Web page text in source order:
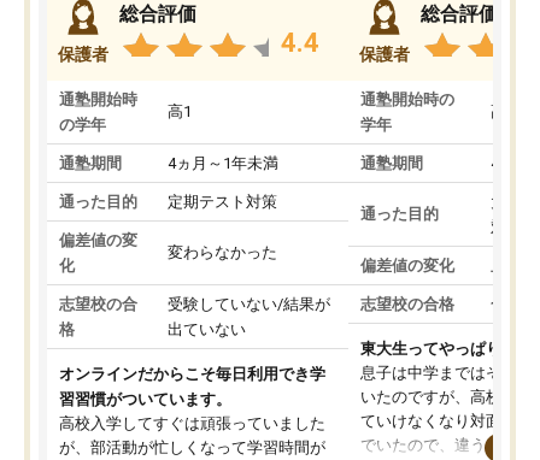
保護者
総合評価
4.4
通塾開始時
の学年
高1
通塾期間 4ヵ月～1年未満
通った目的 定期テスト対策
偏差値の変
化
変わらなかった
志望校の合
格
受験していない/結果が
出ていない
オンラインだからこそ毎日利用でき学
習習慣がついています。
高校入学してすぐは頑張っていました
が、部活動が忙しくなって学習時間が
保護者
総合評価
通塾開始時の
学年
高3
通塾期間 4ヵ月
通った目的
大学
対策
偏差値の変化
志望校の合格 合格
東大生ってやっぱりすご
息子は中学まではそこそ
いたのですが、高校に入
ていけなくなり対面の塾
でいたので、違うアプロ